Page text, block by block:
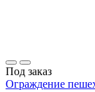
Под заказ
Ограждение